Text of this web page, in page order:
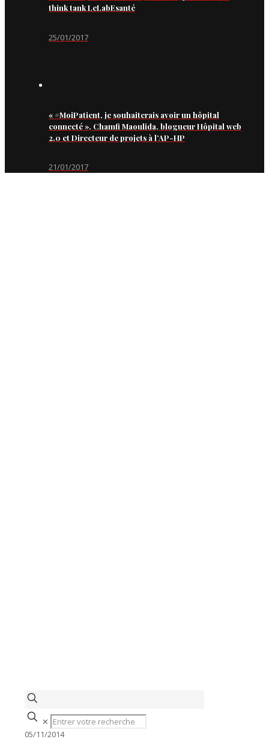
think tank LeLabEsanté
25/01/2017
« #MoiPatient, je souhaiterais avoir un hôpital
connecté », Chamfi Maoulida, blogueur Hôpital web
2.0 et Directeur de projets à l’AP-HP
21/01/2017
✕
05/11/2014